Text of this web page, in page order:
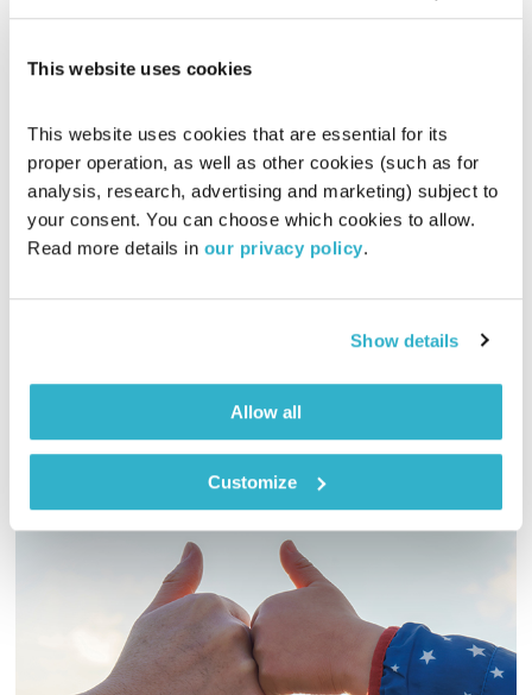
This website uses cookies
This website uses cookies that are essential for its
proper operation, as well as other cookies (such as for
analysis, research, advertising and marketing) subject to
your consent. You can choose which cookies to allow.
Read more details in our privacy policy.
Show details
Allow all
Customize
השעה המיוחדת
אסי זיגדון
13.03.14
00:58:15
אסי זיגדון מארח את עמנואל הלפרין ומיכל טל, לקראת ערב מיוחד
אודיו